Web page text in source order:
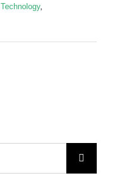
Technology,